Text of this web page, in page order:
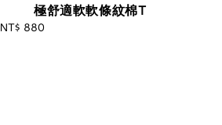
極舒適軟軟條紋棉T
Regular
NT$ 880